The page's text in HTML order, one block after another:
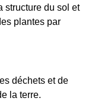
structure du sol et
plantes par
déchets et de
la terre.